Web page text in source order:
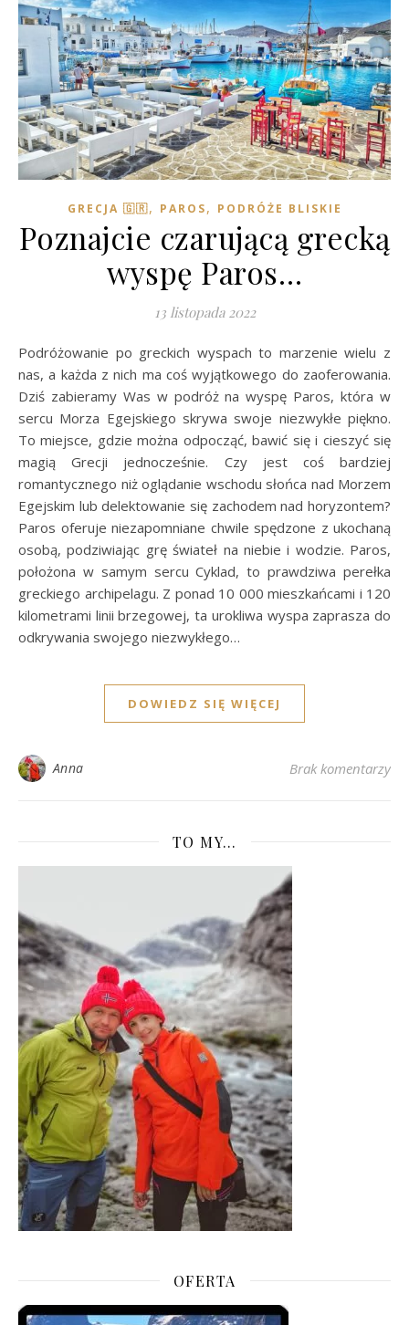
GRECJA 🇬🇷, PAROS, PODRÓŻE BLISKIE
Poznajcie czarującą grecką
wyspę Paros…
13 listopada 2022
Podróżowanie po greckich wyspach to marzenie wielu z
nas, a każda z nich ma coś wyjątkowego do zaoferowania.
Dziś zabieramy Was w podróż na wyspę Paros, która w
sercu Morza Egejskiego skrywa swoje niezwykłe piękno.
To miejsce, gdzie można odpocząć, bawić się i cieszyć się
magią Grecji jednocześnie. Czy jest coś bardziej
romantycznego niż oglądanie wschodu słońca nad Morzem
Egejskim lub delektowanie się zachodem nad horyzontem?
Paros oferuje niezapomniane chwile spędzone z ukochaną
osobą, podziwiając grę świateł na niebie i wodzie. Paros,
położona w samym sercu Cyklad, to prawdziwa perełka
greckiego archipelagu. Z ponad 10 000 mieszkańcami i 120
kilometrami linii brzegowej, ta urokliwa wyspa zaprasza do
odkrywania swojego niezwykłego…
DOWIEDZ SIĘ WIĘCEJ
Anna Brak komentarzy
TO MY…
OFERTA